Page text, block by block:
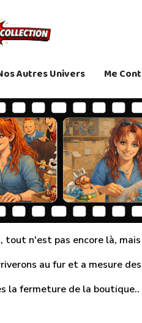
Autres Univers Me
tout n'est pas encore là,
au fur et a mesure
la fermeture de la